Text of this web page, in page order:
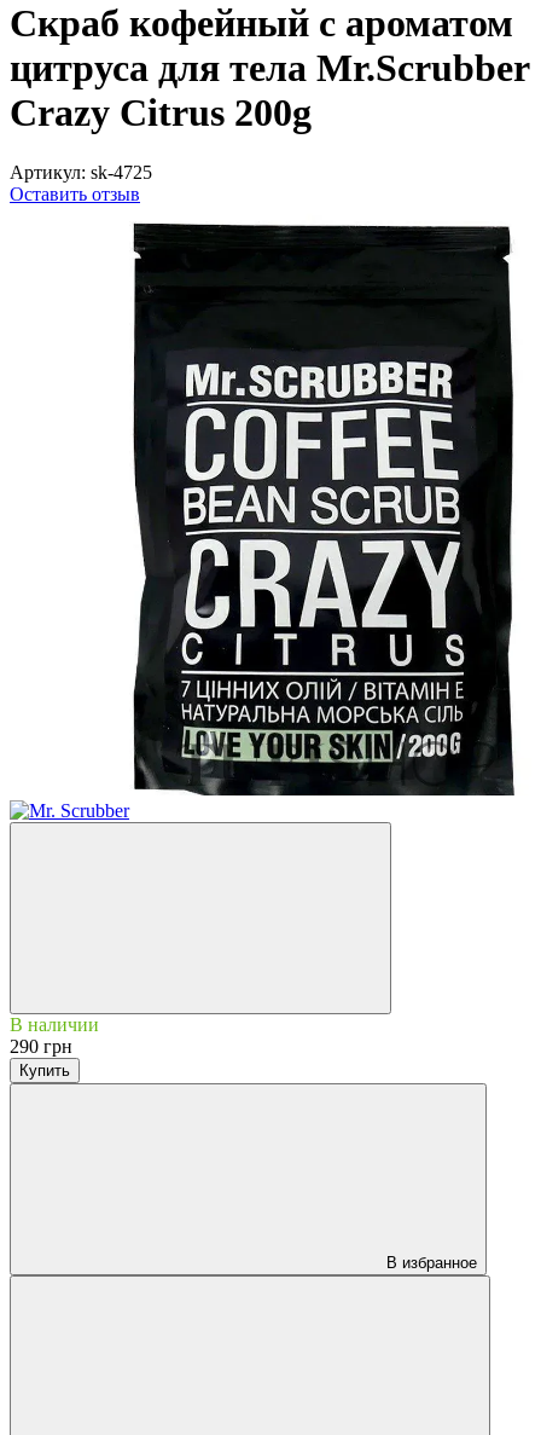
Скраб кофейный с ароматом
цитруса для тела Mr.Scrubber
Crazy Citrus 200g
Артикул: sk-4725
Оставить отзыв
В наличии
290 грн
Купить
В избранное